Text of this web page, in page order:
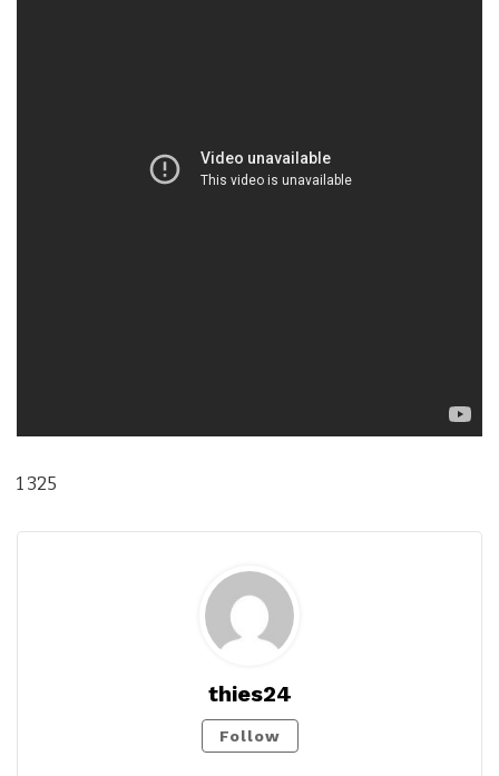
1 325
thies24
Follow